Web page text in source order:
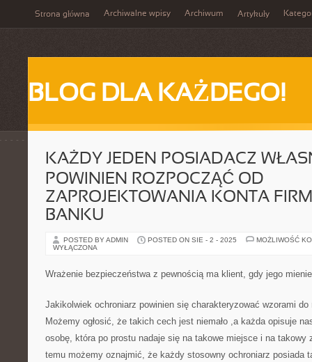
Strona główna Archiwalne wpisy Archiwum Artykuły
BLOG DLA KAŻDEGO!
KAŻDY JEDEN POSIADACZ
POWINIEN ROZPOCZĄĆ OD
ZAPROJEKTOWANIA KONTA
BANKU
POSTED BY ADMIN POSTED ON SIE - 2 - 2025
MOŻLIWOŚĆ
WYŁĄCZONA
Wrażenie bezpieczeństwa z pewnością ma klient, gdy jego
Jakikolwiek ochroniarz powinien się charakteryzować wzorami
Możemy ogłosić, że takich cech jest niemało ,a każda opisuje
osobę, która po prostu nadaje się na takowe miejsce i na takowy
temu możemy oznajmić, że każdy stosowny ochroniarz posiada